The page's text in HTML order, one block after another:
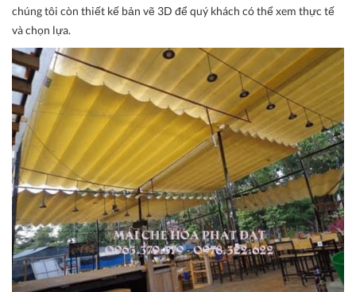
chúng tôi còn thiết kế bản vẽ 3D để quý khách có thể xem thực tế
và chọn lựa.